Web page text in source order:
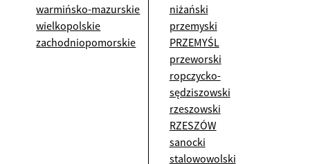
warmińsko-mazurskie
wielkopolskie
zachodniopomorskie
niżański
przemyski
PRZEMYŚL
przeworski
ropczycko-
sędziszowski
rzeszowski
RZESZÓW
sanocki
stalowowolski